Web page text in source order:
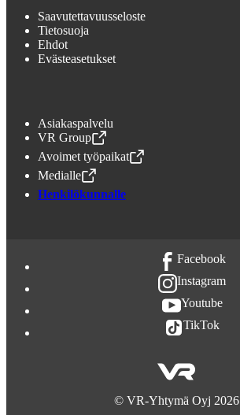
Saavutettavuusseloste
Tietosuoja
Ehdot
Evästeasetukset
Asiakaspalvelu
VR Group
,Avataan uudessa välilehdessä
Avoimet työpaikat
,Avataan uudessa välilehdessä
Medialle
,Avataan uudessa välilehdessä
Henkilökunnalle
Facebook
Instagram
Youtube
TikTok
© VR-Yhtymä Oyj 2026